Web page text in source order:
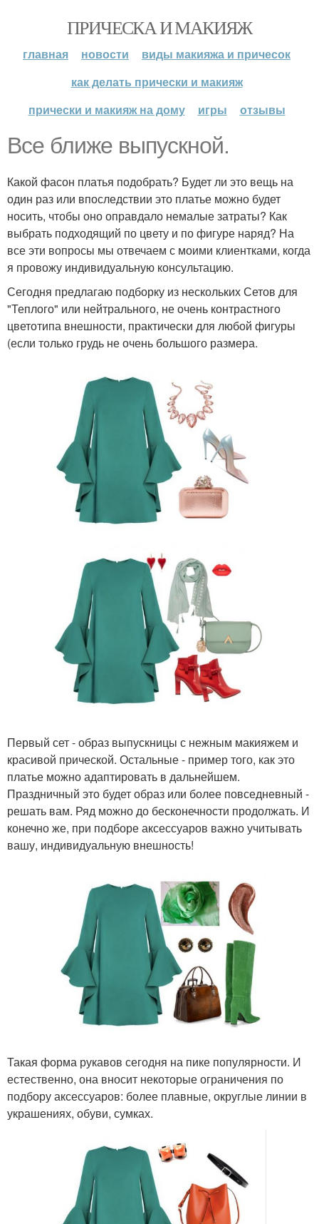
ПРИЧЕСКА И МАКИЯЖ
главная новости
виды макияжа и причесок
как делать прически и макияж
прически и макияж на дому
игры отзывы
Все ближе выпускной.
Какой фасон платья подобрать? Будет ли это вещь на
один раз или впоследствии это платье можно будет
носить, чтобы оно оправдало немалые затраты? Как
выбрать подходящий по цвету и по фигуре наряд? На
все эти вопросы мы отвечаем с моими клиентками, когда
я провожу индивидуальную консультацию.
Сегодня предлагаю подборку из нескольких Сетов для
"Теплого" или нейтрального, не очень контрастного
цветотипа внешности, практически для любой фигуры
(если только грудь не очень большого размера.
Первый сет - образ выпускницы с нежным макияжем и
красивой прической. Остальные - пример того, как это
платье можно адаптировать в дальнейшем.
Праздничный это будет образ или более повседневный -
решать вам. Ряд можно до бесконечности продолжать. И
конечно же, при подборе аксессуаров важно учитывать
вашу, индивидуальную внешность!
Такая форма рукавов сегодня на пике популярности. И
естественно, она вносит некоторые ограничения по
подбору аксессуаров: более плавные, округлые линии в
украшениях, обуви, сумках.